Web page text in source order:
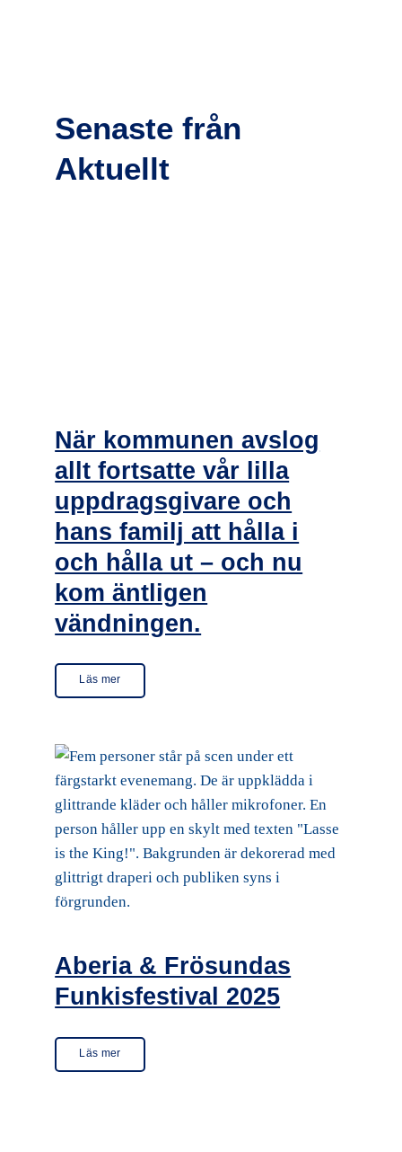
Senaste från
Aktuellt
När kommunen avslog
allt fortsatte vår lilla
uppdragsgivare och
hans familj att hålla i
och hålla ut – och nu
kom äntligen
vändningen.
Läs mer
Aberia & Frösundas
Funkisfestival 2025
Läs mer